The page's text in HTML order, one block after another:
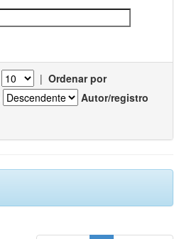
| Ordenar por
Autor/registro